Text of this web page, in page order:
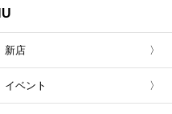
新店
イベント